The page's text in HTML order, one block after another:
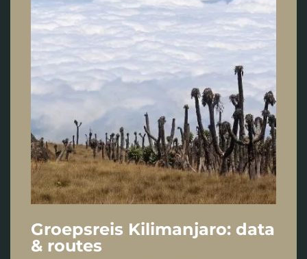
Groepsreis Kilimanjaro: data
& routes